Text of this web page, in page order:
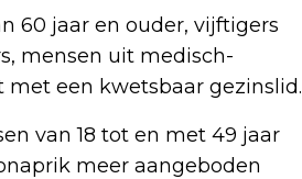
60 jaar en ouder, vijftigers
mensen uit medisch-
een kwetsbaar gezinslid.
van 18 tot en met 49 jaar
meer aangeboden